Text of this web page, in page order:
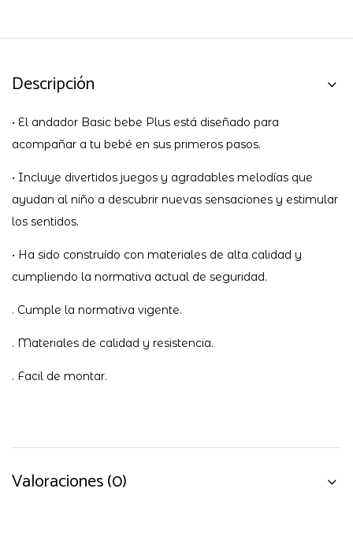
Descripción
• El andador Basic bebe Plus está diseñado para
acompañar a tu bebé en sus primeros pasos.
• Incluye divertidos juegos y agradables melodías que
ayudan al niño a descubrir nuevas sensaciones y estimular
los sentidos.
• Ha sido construído con materiales de alta calidad y
cumpliendo la normativa actual de seguridad.
. Cumple la normativa vigente.
. Materiales de calidad y resistencia.
. Facil de montar.
Valoraciones (0)